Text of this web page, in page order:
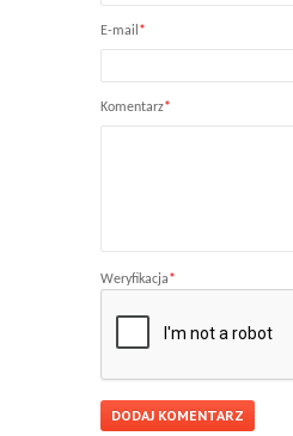
E-mail *
Komentarz*
Weryfikacja*